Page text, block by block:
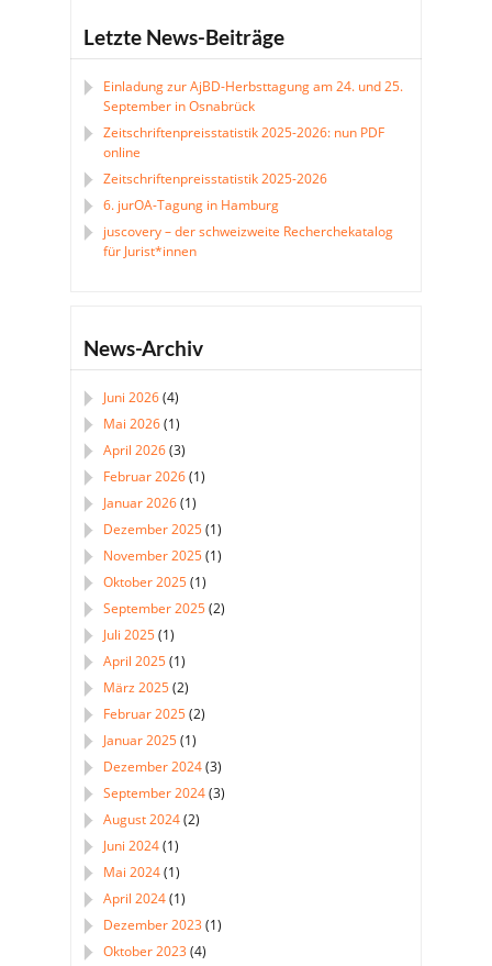
Letzte News-Beiträge
Einladung zur AjBD-Herbsttagung am 24. und 25.
September in Osnabrück
Zeitschriftenpreisstatistik 2025-2026: nun PDF
online
Zeitschriftenpreisstatistik 2025-2026
6. jurOA-Tagung in Hamburg
juscovery – der schweizweite Recherchekatalog
für Jurist*innen
News-Archiv
Juni 2026(4)
Mai 2026(1)
April 2026(3)
Februar 2026(1)
Januar 2026(1)
Dezember 2025(1)
November 2025(1)
Oktober 2025(1)
September 2025(2)
Juli 2025(1)
April 2025(1)
März 2025(2)
Februar 2025(2)
Januar 2025(1)
Dezember 2024(3)
September 2024(3)
August 2024(2)
Juni 2024(1)
Mai 2024(1)
April 2024(1)
Dezember 2023(1)
Oktober 2023(4)